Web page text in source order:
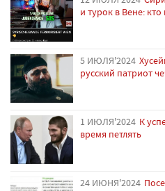
и турок в Вене: кто
5 ИЮЛЯ'2024
русский патриот
1 ИЮЛЯ'2024 К
время петлять
24 ИЮНЯ'2024